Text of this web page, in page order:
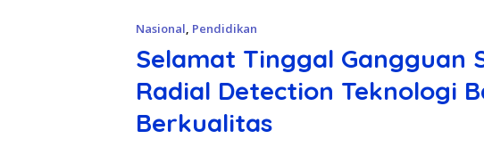
Nasional, Pendidikan
Selamat Tinggal Gangguan
Radial Detection Teknologi
Berkualitas